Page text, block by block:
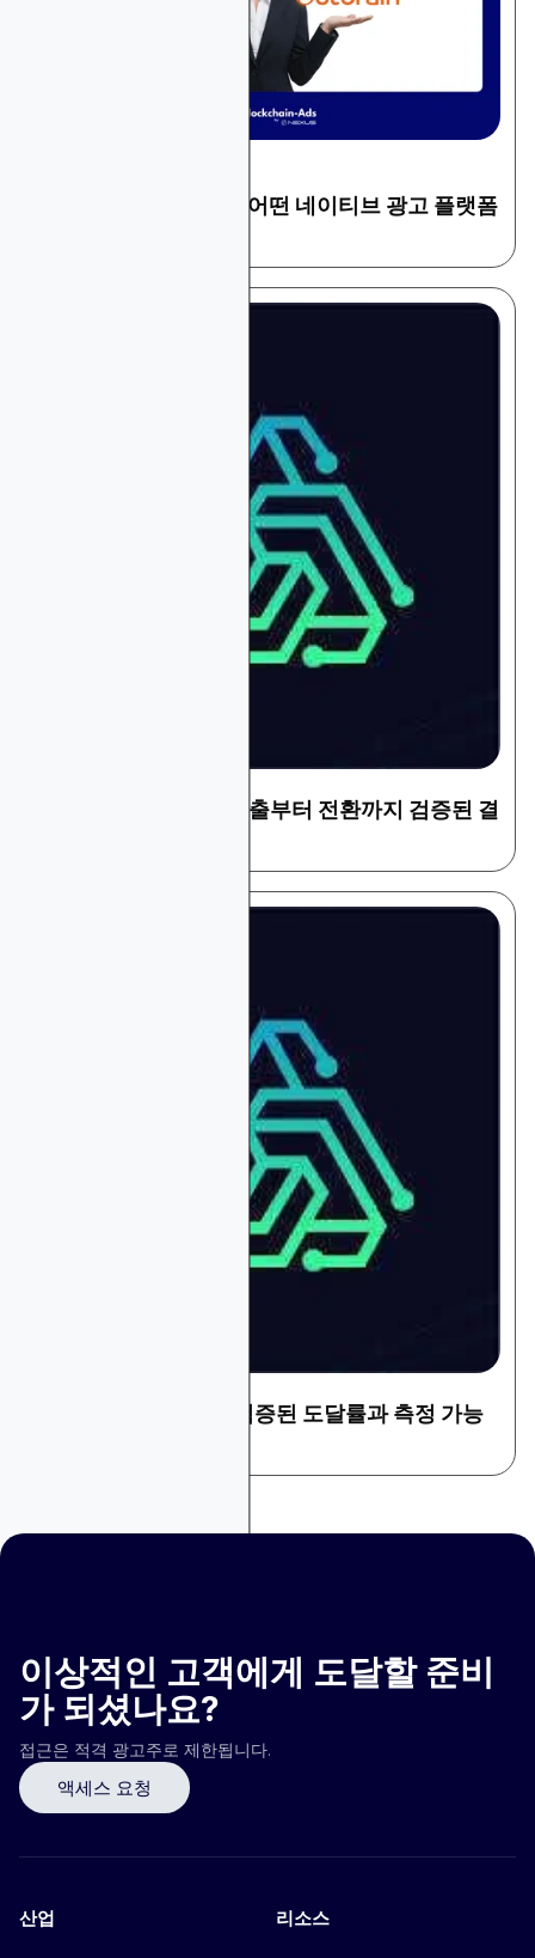
Taboola vs Outbrain: 어떤 네이티브 광고 플랫폼
측정 및 어트리뷰션: 노출부터 전환까지 검증된 결
커넥티드 TV (CTV): 검증된 도달률과 측정 가능
이상적인 고객에게 도달할 준비
가 되셨나요?
접근은 적격 광고주로 제한됩니다.
액세스 요청
산업 리소스